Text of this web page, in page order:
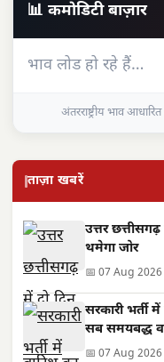
📊 कमोडिटी बाज़ार
भाव लोड हो रहे हैं…
अंतरराष्ट्रीय भाव
ताज़ा खबरें
उत्तर छत्तीसगढ़
थमेगा जोर
📅 07 Aug 2026
सरकारी
सब समयबद्ध
📅 07 Aug 2026